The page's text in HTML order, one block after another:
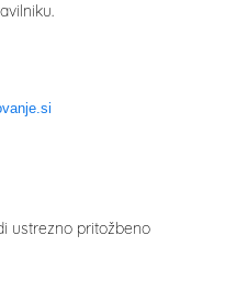
ustrezno pritožbeno